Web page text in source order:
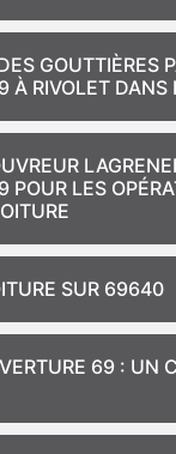
GOUTTIÈRES
À RIVOLET
POUR LES
SUR 69640
69 : UN